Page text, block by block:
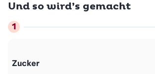
Und so wird’s gemacht
Zucker